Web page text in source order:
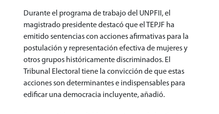
Durante el programa de trabajo del UNPFII, el
magistrado presidente destacó que el TEPJF ha
emitido sentencias con acciones afirmativas para la
postulación y representación efectiva de mujeres y
otros grupos históricamente discriminados. El
Tribunal Electoral tiene la convicción de que estas
acciones son determinantes e indispensables para
edificar una democracia incluyente, añadió.